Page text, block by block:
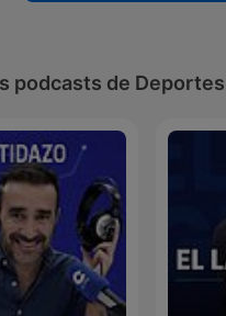
podcasts de Deportes